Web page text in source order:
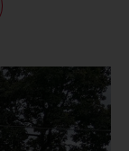
Nepal